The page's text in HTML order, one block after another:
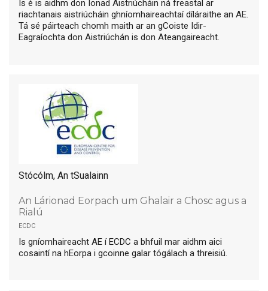
Is é is aidhm don Ionad Aistriúcháin ná freastal ar
riachtanais aistriúcháin ghníomhaireachtaí díláraithe an AE.
Tá sé páirteach chomh maith ar an gCoiste Idir-
Eagraíochta don Aistriúchán is don Ateangaireacht.
Stócólm, An tSualainn
An Lárionad Eorpach um Ghalair a Chosc agus a
Rialú
ecdc
Is gníomhaireacht AE í ECDC a bhfuil mar aidhm aici
cosaintí na hEorpa i gcoinne galar tógálach a threisiú.